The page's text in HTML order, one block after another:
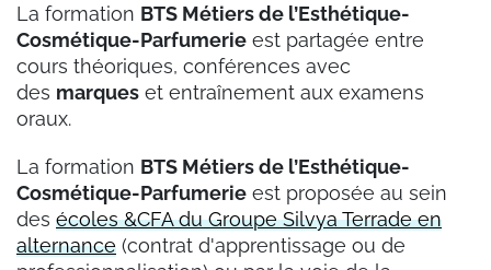
La formation BTS Métiers de l’Esthétique-
Cosmétique-Parfumerie est partagée entre
cours théoriques, conférences avec
des marques et entraînement aux examens
oraux.
La formation BTS Métiers de l’Esthétique-
Cosmétique-Parfumerie est proposée au sein
des écoles &CFA du Groupe Silvya Terrade en
alternance (contrat d'apprentissage ou de